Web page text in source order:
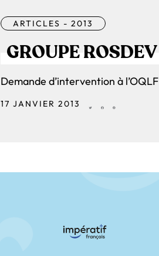
ARTICLES - 2013
GROUPE ROSDEV
Demande d’intervention à l’OQLF
17 JANVIER 2013